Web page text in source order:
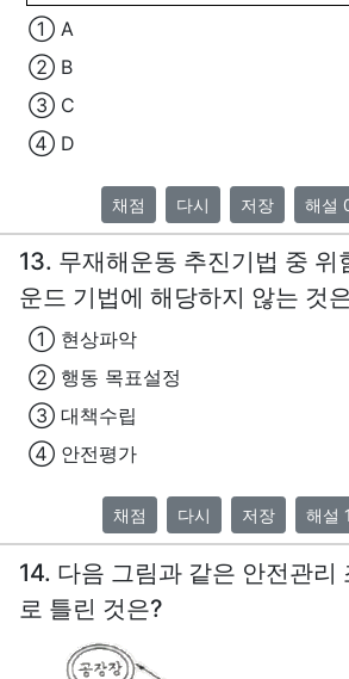
① A
② B
③ C
④ D
채점 다시 저장 해설
13. 무재해운동 추진기법 중
운드 기법에 해당하지 않는 것
① 현상파악
② 행동 목표설정
③ 대책수립
④ 안전평가
채점 다시 저장 해설 1
14. 다음 그림과 같은 안전관리
로 틀린 것은?